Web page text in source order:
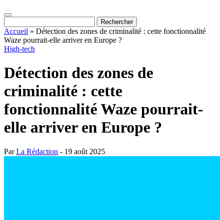
Accueil » Détection des zones de criminalité : cette fonctionnalité
Waze pourrait-elle arriver en Europe ?
High-tech
Détection des zones de
criminalité : cette
fonctionnalité Waze pourrait-
elle arriver en Europe ?
ParLa Rédaction - 19 août 2025